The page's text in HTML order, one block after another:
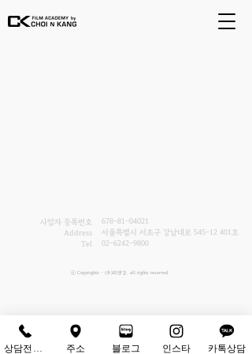
사업자 등록번호
Address
Tel
678-81-04021
서울특별시 서초구 강남대로 545-12 401 호
02-6242-9800
ⓒ Copyrights - (주)최앤강. all rights reserved.
주소 블로그 인스타 카톡상담